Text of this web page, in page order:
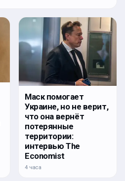
Маск помогает
Украине, но не верит,
что она вернёт
потерянные
территории:
интервью The
Economist
4 часа